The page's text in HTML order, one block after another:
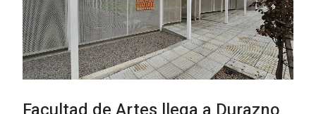
Siniestro laboral con tiernizadora
de carne
01-08-2026